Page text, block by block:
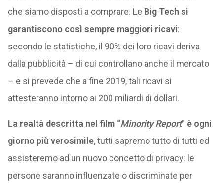
che siamo disposti a comprare. Le Big Tech si
garantiscono così sempre maggiori ricavi:
secondo le statistiche, il 90% dei loro ricavi deriva
dalla pubblicità – di cui controllano anche il mercato
– e si prevede che a fine 2019, tali ricavi si
attesteranno intorno ai 200 miliardi di dollari.
La realtà descritta nel film “Minority Report” è ogni
giorno più verosimile, tutti sapremo tutto di tutti ed
assisteremo ad un nuovo concetto di privacy: le
persone saranno influenzate o discriminate per